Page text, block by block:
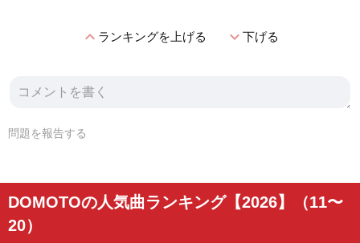
expand_lessランキングを上げる expand_more下げる
問題を報告する
DOMOTOの人気曲ランキング【2026】（11〜
20）